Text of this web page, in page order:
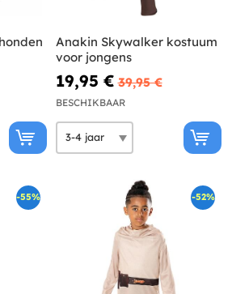
Anakin Skywalker kostuum
voor jongens
19,95 € 39,95 €
BESCHIKBAAR
-55% -52%